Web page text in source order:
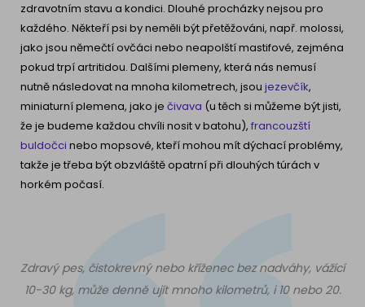
zdravotním stavu a kondici. Dlouhé procházky nejsou pro
každého. Někteří psi by neměli být přetěžováni, např. molossi,
jako jsou němečtí ovčáci nebo neapolští mastifové, zejména
pokud trpí artritidou. Dalšími plemeny, která nás nemusí
nutně následovat na mnoha kilometrech, jsou jezevčík,
miniaturní plemena, jako je čivava (u těch si můžeme být jisti,
že je budeme každou chvíli nosit v batohu), francouzští
buldočci nebo mopsové, kteří mohou mít dýchací problémy,
takže je třeba být obzvláště opatrní při dlouhých túrách v
horkém počasí.
Zdravý pes, čistokrevný nebo kříženec bez nadváhy, vážící
10-30 kg, může denně ujít mnoho kilometrů, i 10 nebo 20.